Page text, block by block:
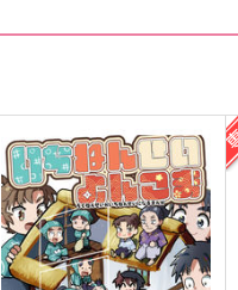
mimosa
黒猫大和